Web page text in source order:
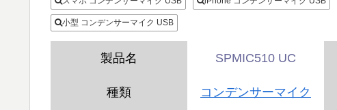
小型 コンデンサーマイク USB
製品名 SPMIC510 UC
種類 コンデンサーマイク